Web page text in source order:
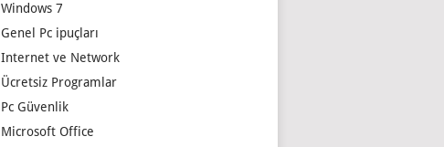
Windows 7
Genel Pc ipuçları
Internet ve Network
Ücretsiz Programlar
Pc Güvenlik
Microsoft Office